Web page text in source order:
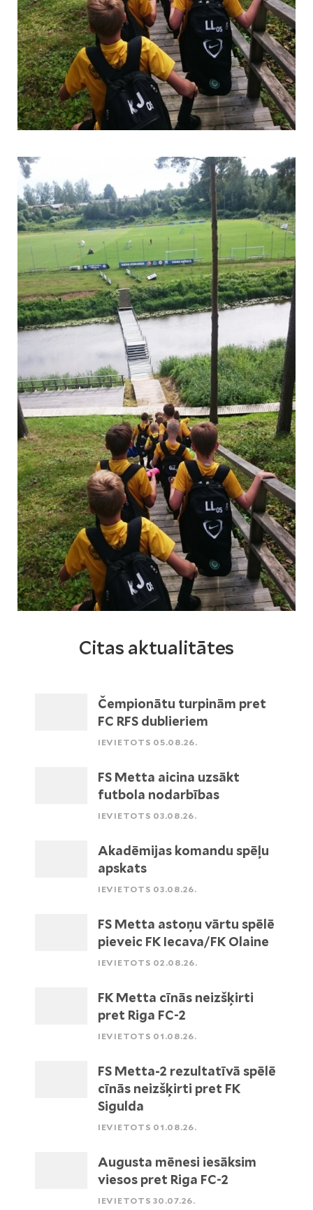
Citas aktualitātes
Čempionātu turpinām pret
FC RFS dublieriem
IEVIETOTS 05.08.26.
FS Metta aicina uzsākt
futbola nodarbības
IEVIETOTS 03.08.26.
Akadēmijas komandu spēļu
apskats
IEVIETOTS 03.08.26.
FS Metta astoņu vārtu spēlē
pieveic FK Iecava/FK Olaine
IEVIETOTS 02.08.26.
FK Metta cīnās neizšķirti
pret Riga FC-2
IEVIETOTS 01.08.26.
FS Metta-2 rezultatīvā spēlē
cīnās neizšķirti pret FK
Sigulda
IEVIETOTS 01.08.26.
Augusta mēnesi iesāksim
viesos pret Riga FC-2
IEVIETOTS 30.07.26.